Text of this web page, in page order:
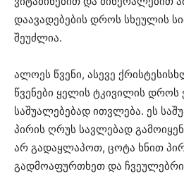
დაავადებების დროს სხეულის
შეუძლია.
ალოეს წვენი, ასევე
წვენები ყელის ტკივილის დროს
საშუალებებად ითვლება. ეს
პირის ღრუს სავლებად
არ გადაყლაპოთ, ცოტა ხნით
გადმოაფურთხეთ და